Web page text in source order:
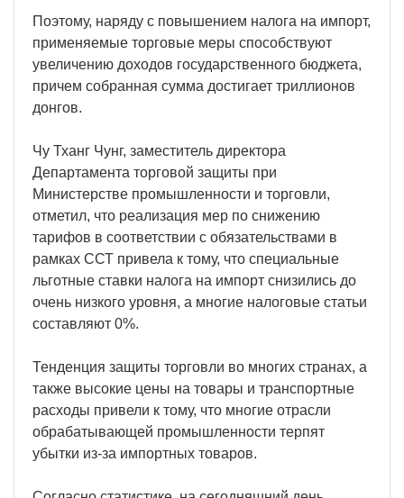
Поэтому, наряду с повышением налога на импорт,
применяемые торговые меры способствуют
увеличению доходов государственного бюджета,
причем собранная сумма достигает триллионов
донгов.
Чу Тханг Чунг, заместитель директора
Департамента торговой защиты при
Министерстве промышленности и торговли,
отметил, что реализация мер по снижению
тарифов в соответствии с обязательствами в
рамках ССТ привела к тому, что специальные
льготные ставки налога на импорт снизились до
очень низкого уровня, а многие налоговые статьи
составляют 0%.
Тенденция защиты торговли во многих странах, а
также высокие цены на товары и транспортные
расходы привели к тому, что многие отрасли
обрабатывающей промышленности терпят
убытки из-за импортных товаров.